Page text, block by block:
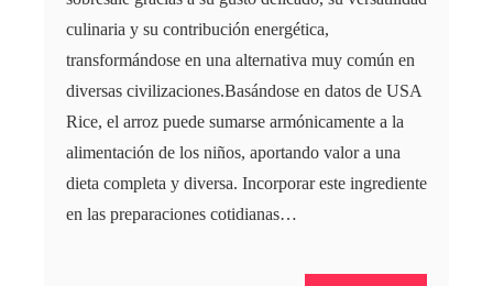
culinaria y su contribución energética,
transformándose en una alternativa muy común en
diversas civilizaciones.Basándose en datos de USA
Rice, el arroz puede sumarse armónicamente a la
alimentación de los niños, aportando valor a una
dieta completa y diversa. Incorporar este ingrediente
en las preparaciones cotidianas…